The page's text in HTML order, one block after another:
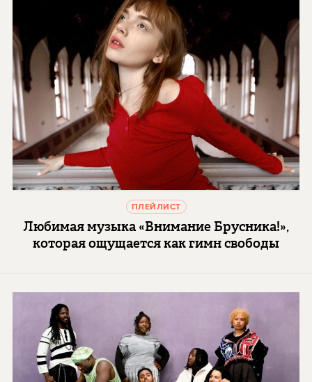
ПЛЕЙЛИСТ
Любимая музыка «Внимание Брусника!»,
которая ощущается как гимн свободы